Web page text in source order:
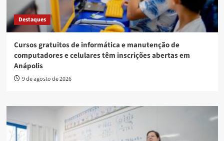
Destaques
Cursos gratuitos de informática e manutenção de
computadores e celulares têm inscrições abertas em
Anápolis
9 de agosto de 2026